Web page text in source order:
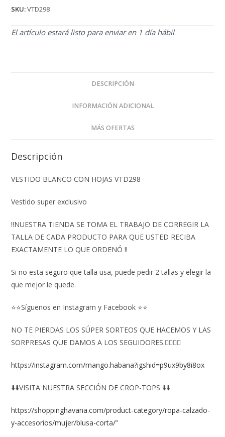
SKU:VTD298
El artículo estará listo para enviar en 1 día hábil
DESCRIPCIÓN
INFORMACIÓN ADICIONAL
MÁS OFERTAS
Descripción
VESTIDO BLANCO CON HOJAS VTD298
Vestido super exclusivo
‼️NUESTRA TIENDA SE TOMA EL TRABAJO DE CORREGIR LA
TALLA DE CADA PRODUCTO PARA QUE USTED RECIBA
EXACTAMENTE LO QUE ORDENÓ ‼️
Si no esta seguro que talla usa, puede pedir 2 tallas y elegir la
que mejor le quede.
⭐⭐Síguenos en Instagram y Facebook ⭐⭐
NO TE PIERDAS LOS SÚPER SORTEOS QUE HACEMOS Y LAS
SORPRESAS QUE DAMOS A LOS SEGUIDORES.👇🏻👇🏻
https://instagram.com/mango.habana?igshid=p9ux9by8i8ox
⬇️⬇️VISITA NUESTRA SECCIÓN DE CROP-TOPS ⬇️⬇️
https://shoppinghavana.com/product-category/ropa-calzado-
y-accesorios/mujer/blusa-corta/”